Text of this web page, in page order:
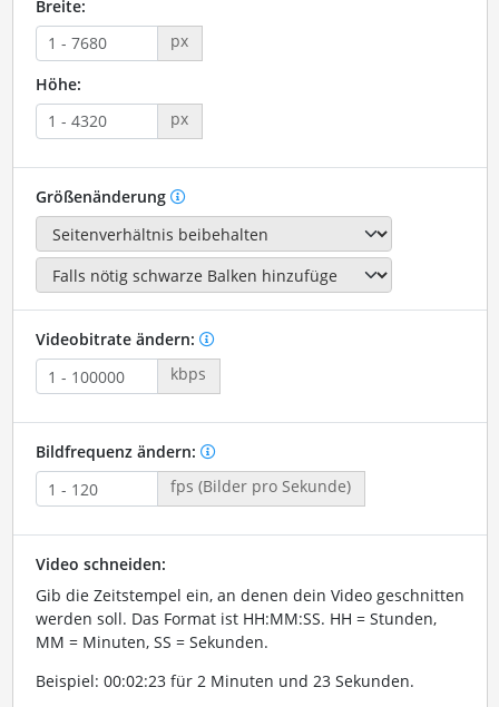
Breite:
px
Höhe:
px
Größenänderung
Videobitrate ändern:
kbps
Bildfrequenz ändern:
fps (Bilder pro Sekunde)
Video schneiden:
Gib die Zeitstempel ein, an denen dein Video geschnitten
werden soll. Das Format ist HH:MM:SS. HH = Stunden,
MM = Minuten, SS = Sekunden.
Beispiel: 00:02:23 für 2 Minuten und 23 Sekunden.